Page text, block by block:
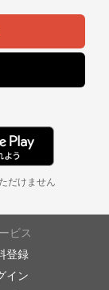
だけません
ビス
登録
イン